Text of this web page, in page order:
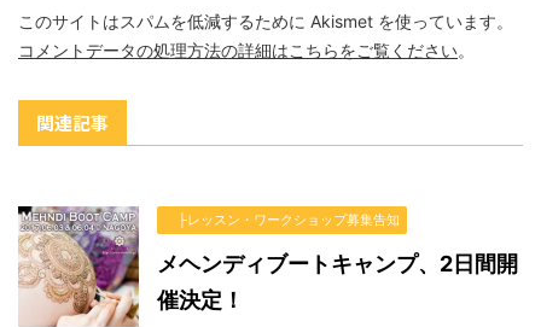
このサイトはスパムを低減するために Akismet を使っています。
コメントデータの処理方法の詳細はこちらをご覧ください。
関連記事
├レッスン・ワークショップ募集告知
メヘンディブートキャンプ、2日間開
催決定！